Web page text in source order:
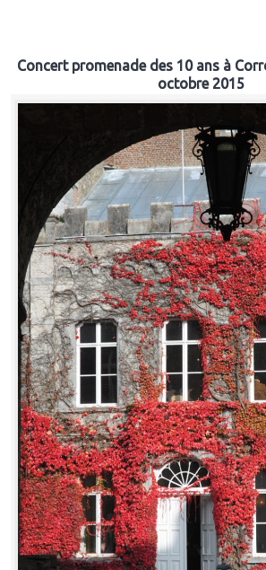
Concert promenade des 10 ans à
octobre 2015